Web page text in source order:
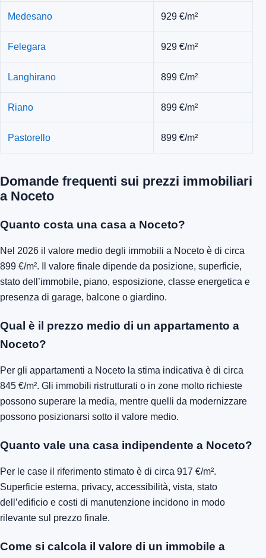
Medesano 929 €/m²
Felegara 929 €/m²
Langhirano 899 €/m²
Riano 899 €/m²
Pastorello 899 €/m²
Domande frequenti sui prezzi immobiliari
a Noceto
Quanto costa una casa a Noceto?
Nel 2026 il valore medio degli immobili a Noceto è di circa
899 €/m². Il valore finale dipende da posizione, superficie,
stato dell’immobile, piano, esposizione, classe energetica e
presenza di garage, balcone o giardino.
Qual è il prezzo medio di un appartamento a
Noceto?
Per gli appartamenti a Noceto la stima indicativa è di circa
845 €/m². Gli immobili ristrutturati o in zone molto richieste
possono superare la media, mentre quelli da modernizzare
possono posizionarsi sotto il valore medio.
Quanto vale una casa indipendente a Noceto?
Per le case il riferimento stimato è di circa 917 €/m².
Superficie esterna, privacy, accessibilità, vista, stato
dell’edificio e costi di manutenzione incidono in modo
rilevante sul prezzo finale.
Come si calcola il valore di un immobile a